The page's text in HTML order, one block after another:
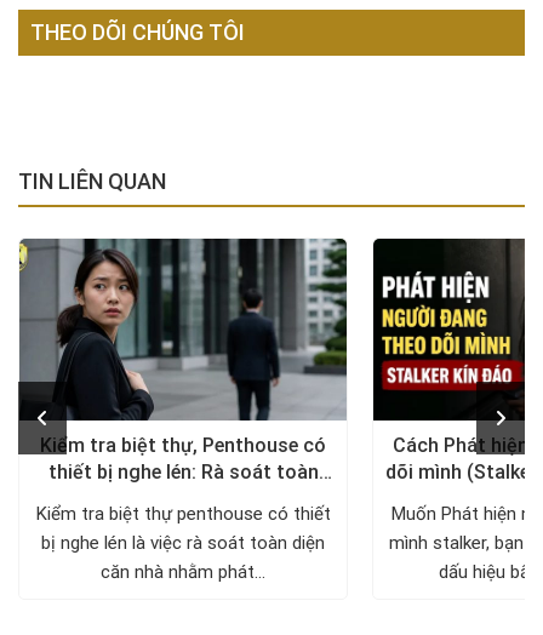
THEO DÕI CHÚNG TÔI
TIN LIÊN QUAN
Kiểm tra biệt thự, Penthouse có
thiết bị nghe lén: Rà soát toàn
Kiểm tra biệt thự penthouse có thiết
bị nghe lén là việc rà soát toàn diện
căn nhà nhằm phát...
Cách Phát hiện
dõi mình
Muốn Phát hiện
mình stalker, bạn
dấu hiệu bất